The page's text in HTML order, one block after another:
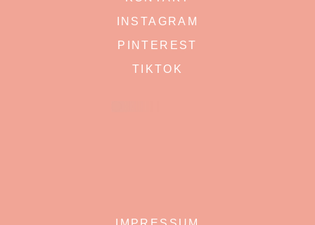
INSTAGRAM
PINTEREST
TIKTOK